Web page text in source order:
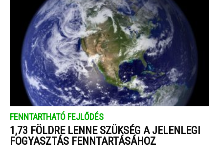
FENNTARTHATÓ FEJLŐDÉS
1,73 FÖLDRE LENNE SZÜKSÉG A JELENLEGI
FOGYASZTÁS FENNTARTÁSÁHOZ